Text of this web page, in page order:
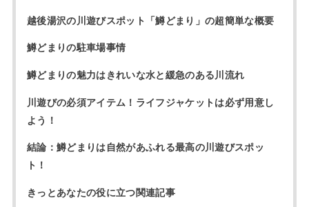
越後湯沢の川遊びスポット「鱒どまり」の超簡単な概要
鱒どまりの駐車場事情
鱒どまりの魅力はきれいな水と緩急のある川流れ
川遊びの必須アイテム！ライフジャケットは必ず用意し
よう！
結論：鱒どまりは自然があふれる最高の川遊びスポッ
ト！
きっとあなたの役に立つ関連記事